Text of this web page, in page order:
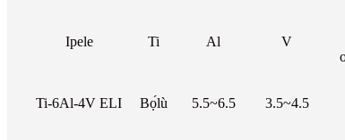
Ipele Ti Al V
Ti-6Al-4V ELI Bọ́lù 5.5~6.5 3.5~4.5